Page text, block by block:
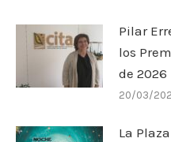
Pilar
los
de 2026
20/03/
La